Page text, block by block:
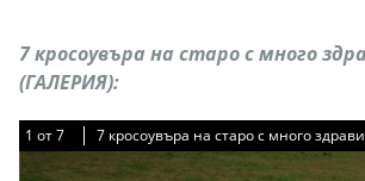
7 кросоувъра на старо с много
(ГАЛЕРИЯ):
1 от7 7 кросоувъра на старо с много
1 от7 7 кросоувъра на старо с много
1 от7 7 кросоувъра на старо с много
1 от7 7 кросоувъра на старо с много
1 от7 7 кросоувъра на старо с много
1 от7 7 кросоувъра на старо с много
1 от7 7 кросоувъра на старо с много